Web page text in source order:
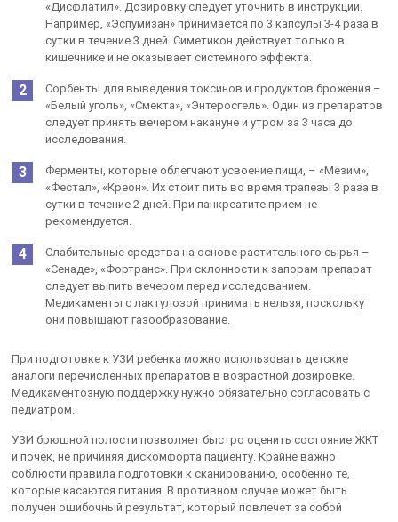
«Дисфлатил». Дозировку следует уточнить в инструкции.
Например, «Эспумизан» принимается по 3 капсулы 3-4 раза в
сутки в течение 3 дней. Симетикон действует только в
кишечнике и не оказывает системного эффекта.
Сорбенты для выведения токсинов и продуктов брожения –
«Белый уголь», «Смекта», «Энтеросгель». Один из препаратов
следует принять вечером накануне и утром за 3 часа до
исследования.
Ферменты, которые облегчают усвоение пищи, – «Мезим»,
«Фестал», «Креон». Их стоит пить во время трапезы 3 раза в
сутки в течение 2 дней. При панкреатите прием не
рекомендуется.
Слабительные средства на основе растительного сырья –
«Сенаде», «Фортранс». При склонности к запорам препарат
следует выпить вечером перед исследованием.
Медикаменты с лактулозой принимать нельзя, поскольку
они повышают газообразование.
При подготовке к УЗИ ребенка можно использовать детские
аналоги перечисленных препаратов в возрастной дозировке.
Медикаментозную поддержку нужно обязательно согласовать с
педиатром.
УЗИ брюшной полости позволяет быстро оценить состояние ЖКТ
и почек, не причиняя дискомфорта пациенту. Крайне важно
соблюсти правила подготовки к сканированию, особенно те,
которые касаются питания. В противном случае может быть
получен ошибочный результат, который повлечет за собой